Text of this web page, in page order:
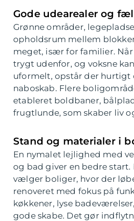
Gode udearealer og
Grønne områder,
opholdsrum mellem
meget, især for familier.
trygt udenfor, og voksne
uformelt, opstår der hurtigt
naboskab. Flere
etableret boldbaner,
frugtlunde, som skaber liv
Stand og materialer i
En nymalet lejlighed med
og bad giver en bedre start.
vælger boliger, hvor der
renoveret med fokus på
køkkener, lyse
gode skabe. Det gør